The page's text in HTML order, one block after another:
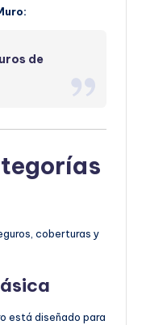
de
coberturas y
está diseñado para